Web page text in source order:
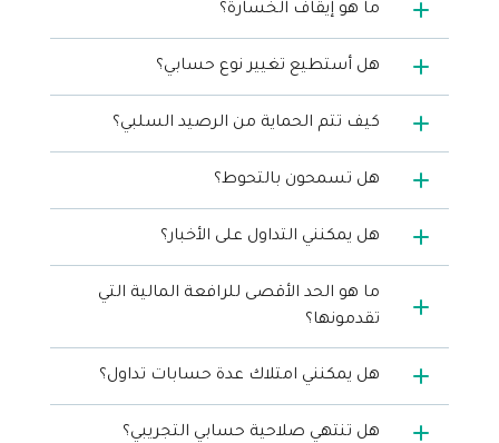
ما هو إيقاف الخسارة؟
هل أستطيع تغيير نوع حسابي؟
كيف تتم الحماية من الرصيد السلبي؟
هل تسمحون بالتحوط؟
هل يمكنني التداول على الأخبار؟
ما هو الحد الأقصى للرافعة المالية التي
تقدمونها؟
هل يمكنني امتلاك عدة حسابات تداول؟
هل تنتهي صلاحية حسابي التجريبي؟